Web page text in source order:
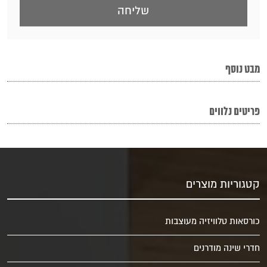
מבט נוסף
פריטים נלווים
קטגוריות מוצרים
כורסאות טלוויזיה מעוצבות
חדרי שינה מודרנים